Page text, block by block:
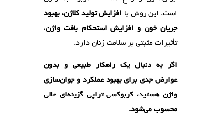
است. این روش با افزایش تولید کلاژن، بهبود
جریان خون و افزایش استحکام بافت واژن،
تأثیرات مثبتی بر سلامت زنان دارد.
اگر به دنبال یک راهکار طبیعی و بدون
عوارض جدی برای بهبود عملکرد و جوان‌سازی
واژن هستید، کربوکسی تراپی گزینه‌ای عالی
محسوب می‌شود.